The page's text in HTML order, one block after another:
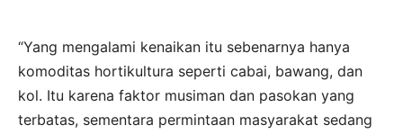
“Yang mengalami kenaikan itu sebenarnya hanya
komoditas hortikultura seperti cabai, bawang, dan
kol. Itu karena faktor musiman dan pasokan yang
terbatas, sementara permintaan masyarakat sedang